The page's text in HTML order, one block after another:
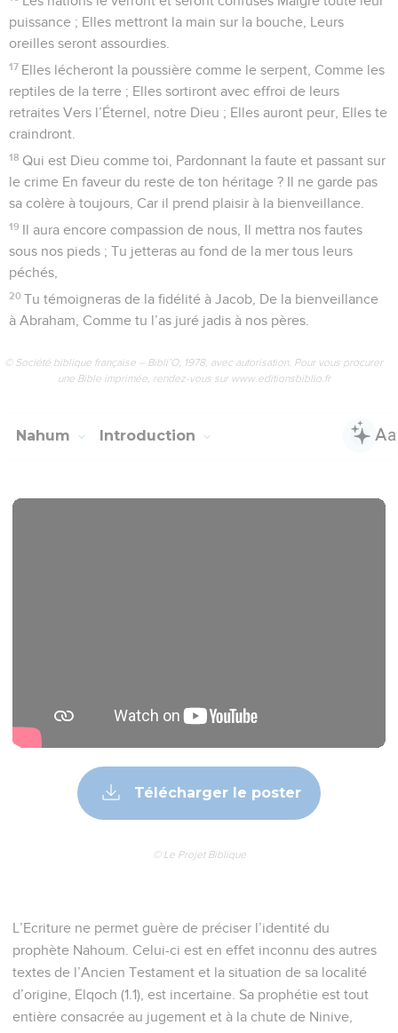
puissance ; Elles mettront la main sur la bouche, Leurs
oreilles seront assourdies.
17 Elles lécheront la poussière comme le serpent, Comme les
reptiles de la terre ; Elles sortiront avec effroi de leurs
retraites Vers l’Éternel, notre Dieu ; Elles auront peur, Elles te
craindront.
18 Qui est Dieu comme toi, Pardonnant la faute et passant sur
le crime En faveur du reste de ton héritage ? Il ne garde pas
sa colère à toujours, Car il prend plaisir à la bienveillance.
19 Il aura encore compassion de nous, Il mettra nos fautes
sous nos pieds ; Tu jetteras au fond de la mer tous leurs
péchés,
20 Tu témoigneras de la fidélité à Jacob, De la bienveillance
à Abraham, Comme tu l’as juré jadis à nos pères.
© Société biblique française – Bibli’O, 1978, avec autorisation. Pour vous procurer
une Bible imprimée, rendez-vous sur www.editionsbiblio.fr
Nahum Introduction
Télécharger le poster
© Le Projet Biblique
L’Ecriture ne permet guère de préciser l’identité du
prophète Nahoum. Celui-ci est en effet inconnu des autres
textes de l’Ancien Testament et la situation de sa localité
d’origine, Elqoch (1.1), est incertaine. Sa prophétie est tout
entière consacrée au jugement et à la chute de Ninive,